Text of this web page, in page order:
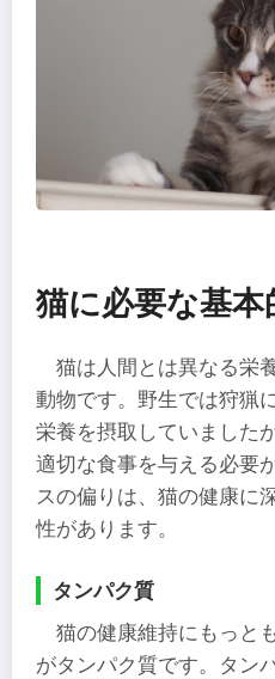
猫に必要な基本
猫は人間とは異なる栄
動物です。野生では狩猟
栄養を摂取していました
適切な食事を与える必要
スの偏りは、猫の健康に
性があります。
タンパク質
猫の健康維持にもっと
がタンパク質です。タン